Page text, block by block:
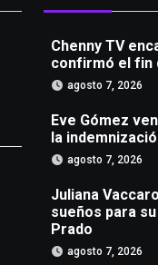
Chenny TV
confirmó el fin
agosto 7, 2026
Eve Gómez
la
agosto 7, 2026
Juliana
sueños para
Prado
agosto 7, 2026